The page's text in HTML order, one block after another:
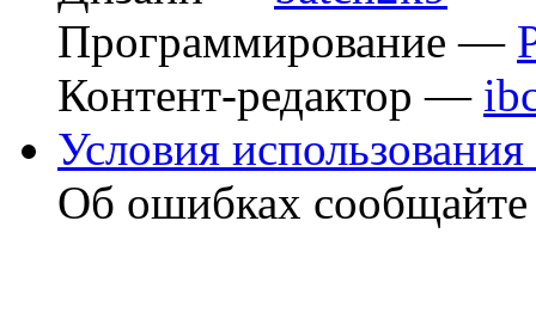
Программирование —
Контент-редактор —
Условия использования
Об ошибках